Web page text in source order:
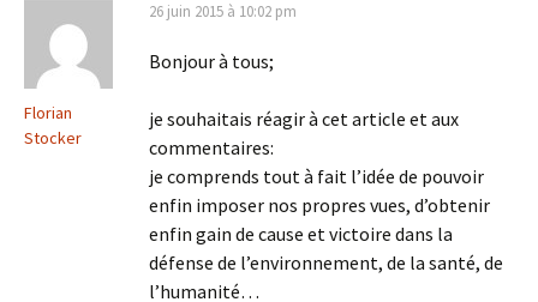
Florian
Stocker
26 juin 2015 à 10:02 pm
Bonjour à tous;
je souhaitais réagir à cet article et aux
commentaires:
je comprends tout à fait l’idée de pouvoir
enfin imposer nos propres vues, d’obtenir
enfin gain de cause et victoire dans la
défense de l’environnement, de la santé, de
l’humanité…